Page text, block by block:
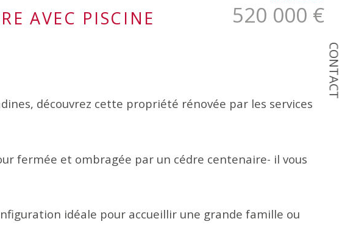
CONTACT
AVEC PISCINE
520 000 €
découvrez cette propriété rénovée par les services
fermée et ombragée par un cédre centenaire- il vous
idéale pour accueillir une grande famille ou